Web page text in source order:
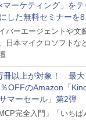
マーケティング」をテ
した無料セミナーを8
にオンライン開催
バーエージェントや文
日本マイクロソフトな
冊以上が対象！ 最大
OFFのAmazon「
マーセール」第2弾
MCP完全入門」「いちば